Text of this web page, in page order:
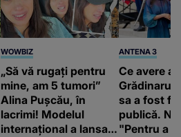
WOWBIZ
„Să vă rugați pentru
mine, am 5 tumori”
Alina Pușcău, în
lacrimi! Modelul
internațional a lansat
ANTENA 3
Ce avere
Grădinaru.
sa a fost
publică.
"Pentru a